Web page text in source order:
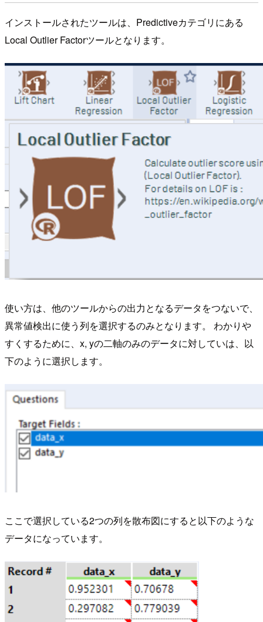
インストールされたツールは、Predictiveカテゴリにある
Local Outlier Factorツールとなります。
使い方は、他のツールからの出力となるデータをつないで、
異常値検出に使う列を選択するのみとなります。 わかりや
すくするために、x, yの二軸のみのデータに対していは、以
下のように選択します。
ここで選択している2つの列を散布図にすると以下のような
データになっています。